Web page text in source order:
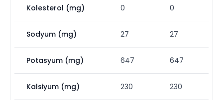
Kolesterol (mg) 0 0
Sodyum (mg) 27 27
Potasyum (mg) 647 647
Kalsiyum (mg) 230 230